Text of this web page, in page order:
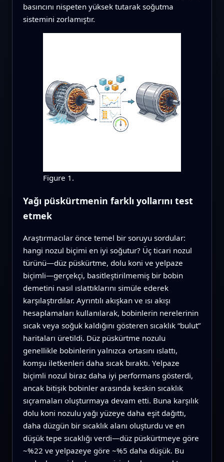
basıncını nispeten yüksek tutarak soğutma
sistemini zorlamıştır.
Figure 1.
Yağı püskürtmenin farklı yollarını test
etmek
Araştırmacılar önce temel bir soruyu sordular:
hangi nozul biçimi en iyi soğutur? Üç ticari nozul
türünü—düz püskürtme, dolu koni ve yelpaze
biçimli—gerçekçi, basitleştirilmemiş bir bobin
demetini nasıl ıslattıklarını simüle ederek
karşılaştırdılar. Ayrıntılı akışkan ve ısı akışı
hesaplamaları kullanılarak, bobinlerin nerelerinin
sıcak veya soğuk kaldığını gösteren sıcaklık “bulut”
haritaları üretildi. Düz püskürtme nozulu
genellikle bobinlerin yalnızca ortasını ıslattı,
komşu iletkenleri daha sıcak bıraktı. Yelpaze
biçimli nozul biraz daha iyi performans gösterdi,
ancak bitişik bobinler arasında keskin sıcaklık
sıçramaları oluşturmaya devam etti. Buna karşılık
dolu koni nozulu yağı yüzeye daha eşit dağıttı,
daha düzgün bir sıcaklık alanı oluşturdu ve en
düşük tepe sıcaklığı verdi—düz püskürtmeye göre
~%22 ve yelpazeye göre ~%5 daha düşük. Bu